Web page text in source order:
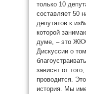
только 10
составляет 50
депутатов к
которой
думе, – это
Дискуссии о
зависят от
проводится.
история. Мы